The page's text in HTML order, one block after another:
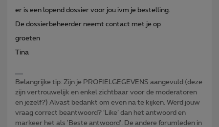
er is een lopend dossier voor jou ivm je bestelling.
De dossierbeheerder neemt contact met je op
groeten
Tina
Belangrijke tip: Zijn je PROFIELGEGEVENS aangevuld (deze
zijn vertrouwelijk en enkel zichtbaar voor de moderatoren
en jezelf?) Alvast bedankt om even na te kijken. Werd jouw
vraag correct beantwoord? ‘Like’ dan het antwoord en
markeer het als 'Beste antwoord'. De andere forumleden in